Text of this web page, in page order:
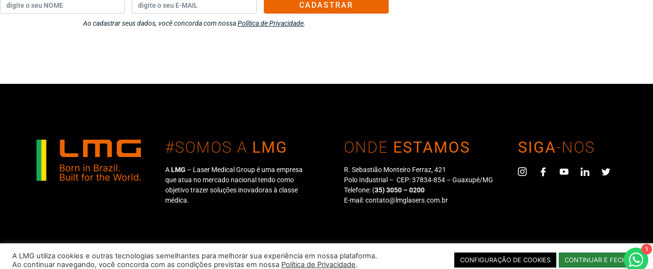
CADASTRAR
Ao cadastrar seus dados, você concorda com nossaPolítica de Privacidade.
#SOMOS A LMG
ALMG – Laser Medical Group é uma empresa
que atua no mercado nacional tendo como
objetivo trazer soluções inovadoras à classe
médica.
ONDE ESTAMOS
R. Sebastião Monteiro Ferraz, 421
Polo Industrial – CEP: 37834-854 – Guaxupé/MG
Telefone: (35) 3050 – 0200
E-mail:contato@lmglasers.com.br
SIGA-NOS
LMG Lasers – Fabricação, Comércio, Importação e Exportação Ltda | CNPJ: 09.089.140/0001-52
A LMG utiliza cookies e outras tecnologias semelhantes para melhorar sua experiência em nossa plataforma.
Ao continuar navegando, você concorda com as condições previstas em nossa Política de Privacidade.
CONFIGURAÇÃO DE COOKIES CONTINUAR E FECHAR
1